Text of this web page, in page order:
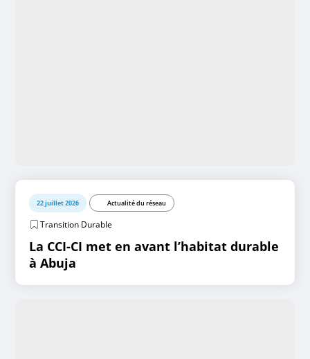
22 juillet 2026 Actualité du réseau
Transition Durable
La CCI-CI met en avant l’habitat durable
à Abuja